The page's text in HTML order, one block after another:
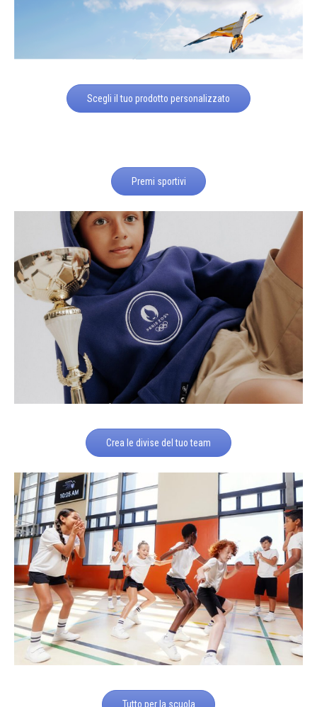
Scegli il tuo prodotto personalizzato
Premi sportivi
Crea le divise del tuo team
Tutto per la scuola